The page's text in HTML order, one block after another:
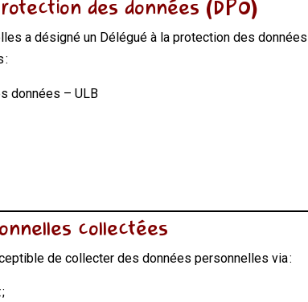
des données (DPO)
a désigné un Délégué à la protection des
:
données – ULB
collectées
de collecter des données personnelles via :